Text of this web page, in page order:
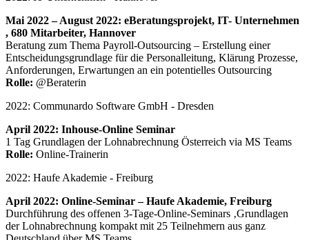
Mai 2022 – August 2022: eBeratungsprojekt, IT- Unternehmen
, 680 Mitarbeiter, Hannover
Beratung zum Thema Payroll-Outsourcing – Erstellung einer
Entscheidungsgrundlage für die Personalleitung, Klärung Prozesse,
Anforderungen, Erwartungen an ein potentielles Outsourcing
Rolle: @Beraterin
2022: Communardo Software GmbH - Dresden
April 2022: Inhouse-Online Seminar
1 Tag Grundlagen der Lohnabrechnung Österreich via MS Teams
Rolle: Online-Trainerin
2022: Haufe Akademie - Freiburg
April 2022: Online-Seminar – Haufe Akademie, Freiburg
Durchführung des offenen 3-Tage-Online-Seminars ‚Grundlagen
der Lohnabrechnung kompakt mit 25 Teilnehmern aus ganz